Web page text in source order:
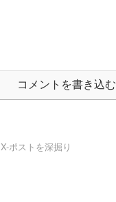
コメントを書き込む
X-ポストを深掘り